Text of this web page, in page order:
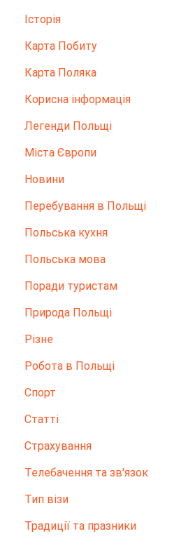
Історія
Карта Побиту
Карта Поляка
Корисна інформація
Легенди Польщі
Міста Європи
Новини
Перебування в Польщі
Польська кухня
Польська мова
Поради туристам
Природа Польщі
Різне
Робота в Польщі
Спорт
Статті
Страхування
Телебачення та зв'язок
Тип візи
Традиції та празники